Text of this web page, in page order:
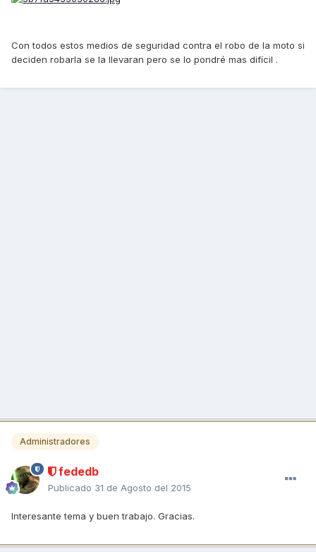
Con todos estos medios de seguridad contra el robo de la moto si
deciden robarla se la llevaran pero se lo pondré mas difícil .
Administradores
fededb
Publicado 31 de Agosto del 2015
Interesante tema y buen trabajo. Gracias.